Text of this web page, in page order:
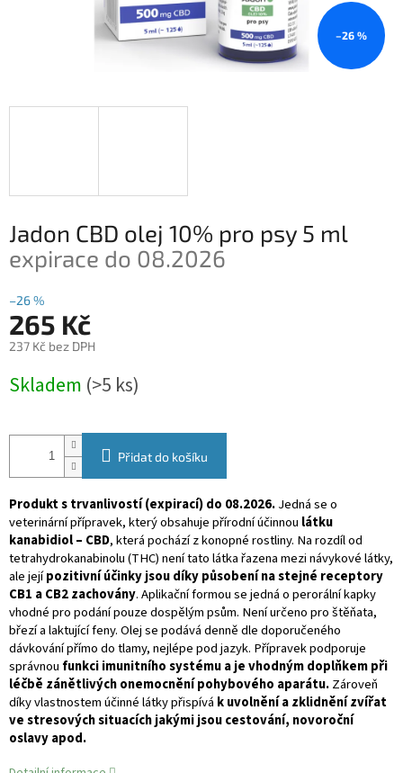
–26 %
Jadon CBD olej 10% pro psy 5 ml
expirace do 08.2026
–26 %
265 Kč
237 Kč bez DPH
cena:
Skladem (>5 ks)
Přidat do košíku
Produkt s trvanlivostí (expirací) do 08.2026.Jedná se o
veterinární přípravek, který obsahuje přírodní účinnou látku
kanabidiol – CBD, která pochází z konopné rostliny. Na rozdíl od
tetrahydrokanabinolu (THC) není tato látka řazena mezi návykové látky,
ale jejípozitivní účinky jsou díky působení na stejné receptory
CB1 a CB2 zachovány. Aplikační formou se jedná o perorální kapky
vhodné pro podání pouze dospělým psům. Není určeno pro štěňata,
březí a laktující feny. Olej se podává denně dle doporučeného
dávkování přímo do tlamy, nejlépe pod jazyk. Přípravek podporuje
správnou funkci imunitního systému a je vhodným doplňkem při
léčbě zánětlivých onemocnění pohybového aparátu.Zároveň
díky vlastnostem účinné látky přispívá k uvolnění a zklidnění zvířat
ve stresových situacích jakými jsou cestování, novoroční
oslavy apod.